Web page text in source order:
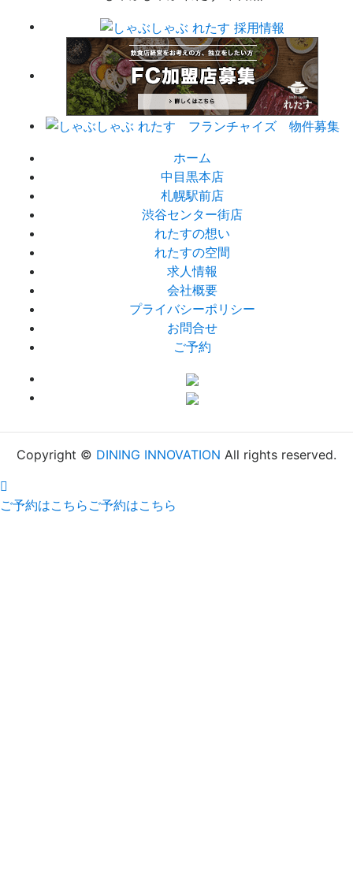
ホーム
中目黒本店
札幌駅前店
渋谷センター街店
れたすの想い
れたすの空間
求人情報
会社概要
プライバシーポリシー
お問合せ
ご予約
Copyright © DINING INNOVATION All rights reserved.
ご予約はこちら ご予約はこちら